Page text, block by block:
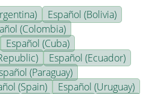
Español (Bolivia)
(Colombia)
Español (Cuba)
Español (Ecuador)
(Paraguay)
(Spain)
Español (Uruguay)